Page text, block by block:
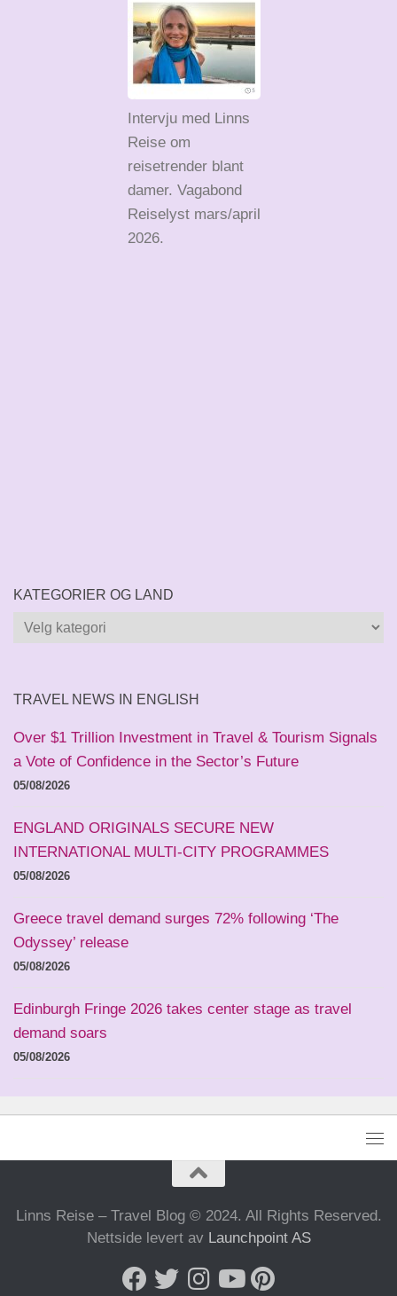
Intervju med Linns
Reise om
reisetrender blant
damer. Vagabond
Reiselyst mars/april
2026.
KATEGORIER OG LAND
Kategorier
TRAVEL NEWS IN ENGLISH
Over $1 Trillion Investment in Travel & Tourism Signals
a Vote of Confidence in the Sector’s Future
05/08/2026
ENGLAND ORIGINALS SECURE NEW
INTERNATIONAL MULTI-CITY PROGRAMMES
05/08/2026
Greece travel demand surges 72% following ‘The
Odyssey’ release
05/08/2026
Edinburgh Fringe 2026 takes center stage as travel
demand soars
05/08/2026
Linns Reise – Travel Blog © 2024. All Rights Reserved.
Nettside levert av Launchpoint AS